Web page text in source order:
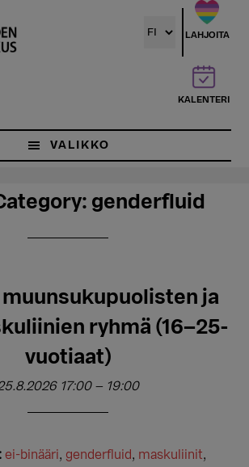
LAHJOITA
KALENTERI
VALIKKO
genderfluid
ja
ryhmä (16–25-
vuotiaat)
17:00– 19:00
ei-binääri, genderfluid, maskuliinit,